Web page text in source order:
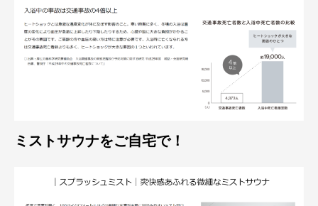
ミストサウナをご自宅で！